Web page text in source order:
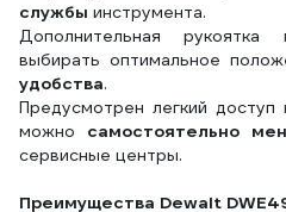
службы инструмента.
Дополнительная рукоятка
выбирать оптимальное
удобства.
Предусмотрен легкий
можно самостоятельно
сервисные центры.
Преимущества Dewalt